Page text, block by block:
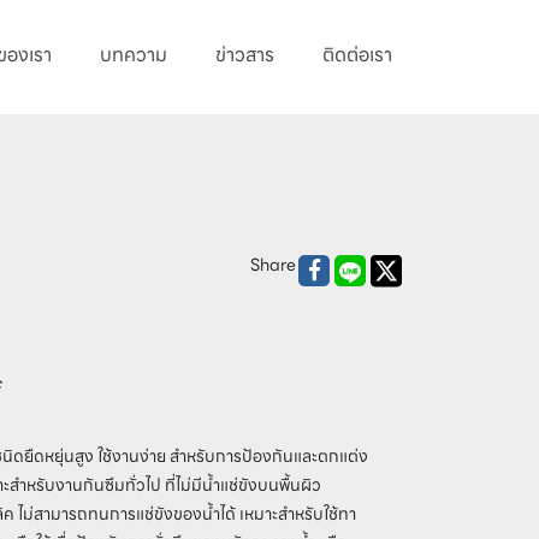
งเรา บทความ ข่าวสาร ติดต่อเรา
Share
ยืดหยุ่นสูง ใช้งานง่าย สำหรับการป้องกันและตกแต่ง
สำหรับงานกันซึมทั่วไป ที่ไม่มีน้ำแช่ขังบนพื้นผิว
ไม่สามารถทนการแช่ขังของน้ำได้ เหมาะสำหรับใช้ทา